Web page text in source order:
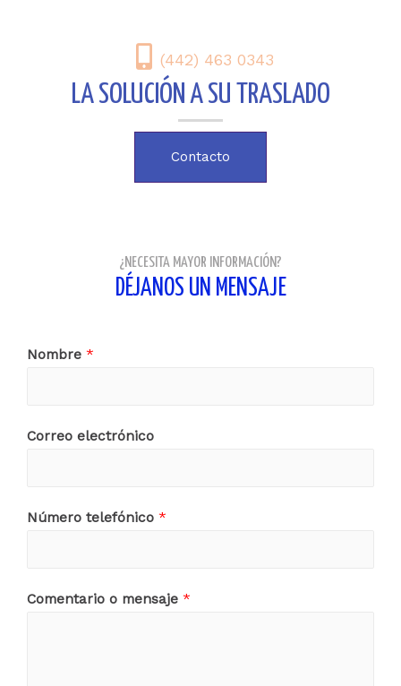
(442) 463 0343
LA SOLUCIÓN A SU TRASLADO
Contacto
¿NECESITA MAYOR INFORMACIÓN?
DÉJANOS UN MENSAJE
Nombre *
Correo electrónico
Número telefónico *
Comentario o mensaje *